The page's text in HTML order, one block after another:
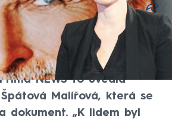
21:53
hodný a dobrý člověk. Ve
speciálu k výročí úmrtí Karla
NEWS to uvedla
Malířová, která se
dokument. „K lidem byl